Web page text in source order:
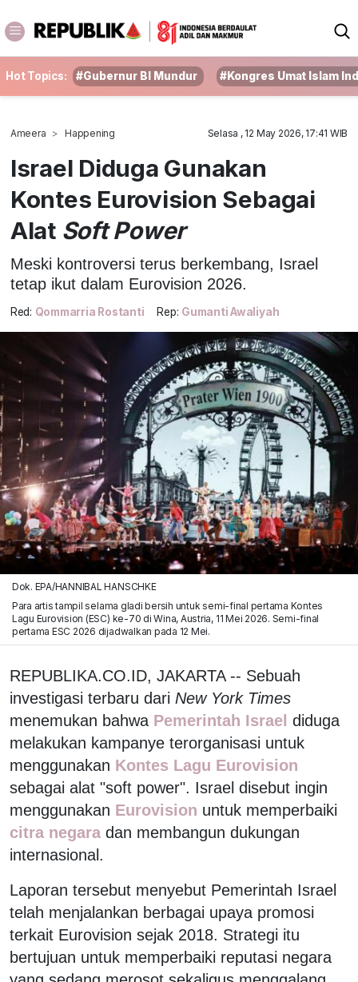
Hot Topics: #Gubernur BI Mundur #Kongres Umat Islam
Ameera Happening Selasa , 12 May 2026, 17:41 WIB
Israel Diduga Gunakan
Kontes Eurovision Sebagai
Alat Soft Power
Meski kontroversi terus berkembang, Israel
tetap ikut dalam Eurovision 2026.
Red: Qommarria Rostanti Rep: Gumanti Awaliyah
Dok. EPA/HANNIBAL HANSCHKE
Para artis tampil selama gladi bersih untuk semi-final pertama Kontes
Lagu Eurovision (ESC) ke-70 di Wina, Austria, 11 Mei 2026. Semi-final
pertama ESC 2026 dijadwalkan pada 12 Mei.
REPUBLIKA.CO.ID, JAKARTA -- Sebuah
investigasi terbaru dari New York Times
menemukan bahwa Pemerintah Israel diduga
melakukan kampanye terorganisasi untuk
menggunakan Kontes Lagu Eurovision
sebagai alat "soft power". Israel disebut ingin
menggunakan Eurovision untuk memperbaiki
citra negara dan membangun dukungan
internasional.
Laporan tersebut menyebut Pemerintah Israel
telah menjalankan berbagai upaya promosi
terkait Eurovision sejak 2018. Strategi itu
bertujuan untuk memperbaiki reputasi negara